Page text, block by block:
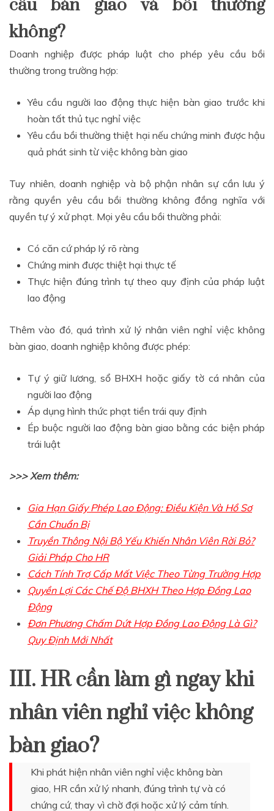
cầu bàn giao và bồi thường
không?
Doanh nghiệp được pháp luật cho phép yêu cầu bồi
thường trong trường hợp:
Yêu cầu người lao động thực hiện bàn giao trước khi
hoàn tất thủ tục nghỉ việc
Yêu cầu bồi thường thiệt hại nếu chứng minh được hậu
quả phát sinh từ việc không bàn giao
Tuy nhiên, doanh nghiệp và bộ phận nhân sự cần lưu ý
rằng quyền yêu cầu bồi thường không đồng nghĩa với
quyền tự ý xử phạt. Mọi yêu cầu bồi thường phải:
Có căn cứ pháp lý rõ ràng
Chứng minh được thiệt hại thực tế
Thực hiện đúng trình tự theo quy định của pháp luật
lao động
Thêm vào đó, quá trình xử lý nhân viên nghỉ việc không
bàn giao, doanh nghiệp không được phép:
Tự ý giữ lương, sổ BHXH hoặc giấy tờ cá nhân của
người lao động
Áp dụng hình thức phạt tiền trái quy định
Ép buộc người lao động bàn giao bằng các biện pháp
trái luật
>>> Xem thêm:
Gia Hạn Giấy Phép Lao Động: Điều Kiện Và Hồ Sơ
Cần Chuẩn Bị
Truyền Thông Nội Bộ Yếu Khiến Nhân Viên Rời Bỏ?
Giải Pháp Cho HR
Cách Tính Trợ Cấp Mất Việc Theo Từng Trường Hợp
Quyền Lợi Các Chế Độ BHXH Theo Hợp Đồng Lao
Động
Đơn Phương Chấm Dứt Hợp Đồng Lao Động Là Gì?
Quy Định Mới Nhất
III. HR cần làm gì ngay khi
nhân viên nghỉ việc không
bàn giao?
Khi phát hiện nhân viên nghỉ việc không bàn
giao, HR cần xử lý nhanh, đúng trình tự và có
chứng cứ, thay vì chờ đợi hoặc xử lý cảm tính.